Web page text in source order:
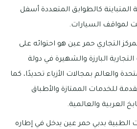
المتباينة كالطوابق المتعددة أسفل
لمواقف السيارات.
التجاري حمر عين هو احتوائه على
البارزة والشهيرة في دولة
والعالم بمجالات الأزياء تحديدًا، كما
للخدمات الممتازة والأطباق
العربية والعالمية.
الطبية بدبي حمر عين يدخل في إطاره